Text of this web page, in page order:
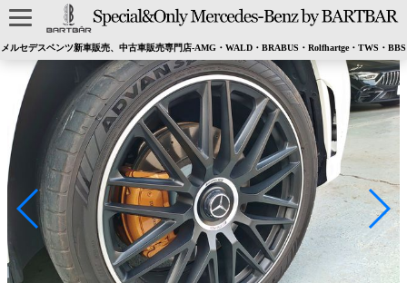
メルセデスベンツ新車販売、中古車販売専門店-AMG・WALD・BRABUS・Rolfhartge・TWS・BBS